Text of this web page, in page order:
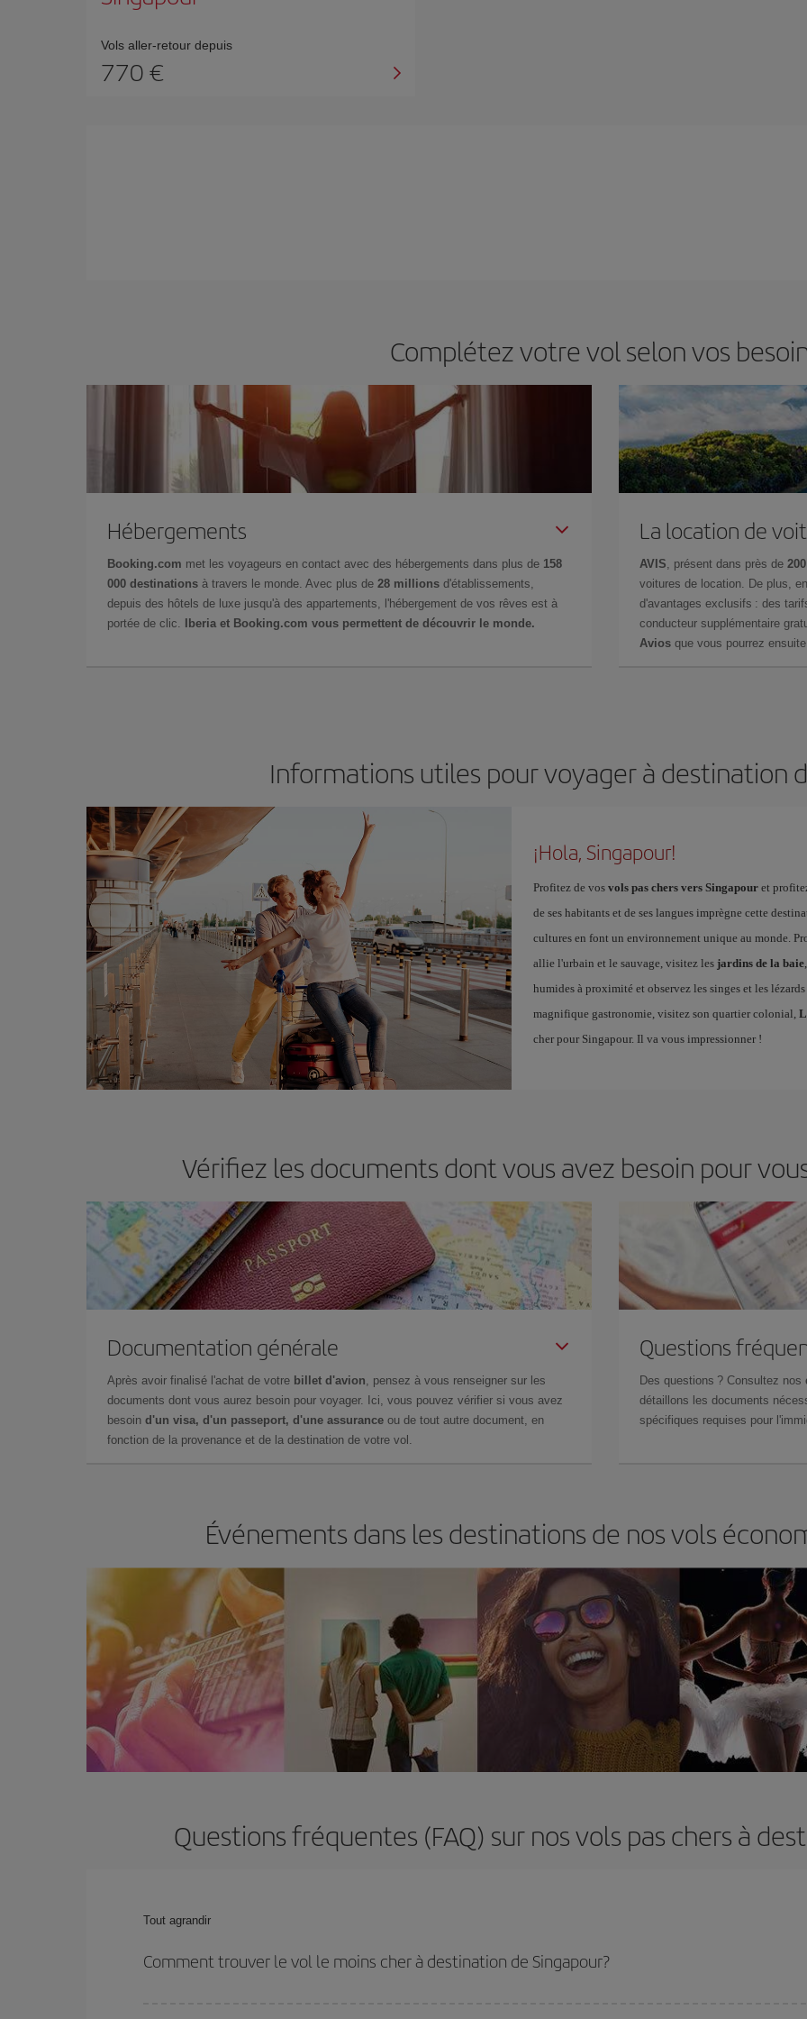
Vols aller-retour depuis
770 €
Complétez votre vol selon vos
Hébergements
Booking.com met les voyageurs en contact avec des hébergements dans plus de 158
000 destinations à travers le monde. Avec plus de 28 millions d'établissements,
depuis des hôtels de luxe jusqu'à des appartements, l'hébergement de vos rêves est à
portée de clic.
Iberia et Booking.com vous permettent de découvrir le monde.
La location de
AVIS , présent dans près de
voitures de location. De plus,
d'avantages exclusifs : des
conducteur supplémentaire
Avios que vous pourrez
Informations utiles pour voyager à destination
¡Hola, Singapour!
Profitez de vos vols pas chers vers Singapouret
de ses habitants et de ses langues imprègne cette
cultures en font un environnement unique au monde.
allie l'urbain et le sauvage, visitez les jardins de la baie
humides à proximité et observez les singes et les
magnifique gastronomie, visitez son quartier colonial,
cher pour Singapour. Il va vous impressionner !
Vérifiez les documents dont vous avez besoin pour
Documentation générale
Après avoir finalisé l'achat de votre billet d'avion, pensez à vous renseigner sur les
documents dont vous aurez besoin pour voyager. Ici, vous pouvez vérifier si vous avez
besoin d'un visa, d'un passeport, d'une assurance ou de tout autre document, en
fonction de la provenance et de la destination de votre vol.
Questions
Des questions ? Consultez nos
détaillons les documents
spécifiques requises pour
Événements dans les destinations de nos vols
Questions fréquentes (FAQ) sur nos vols pas chers à
Tout agrandir
Comment trouver le vol le moins cher à destination de Singapour?